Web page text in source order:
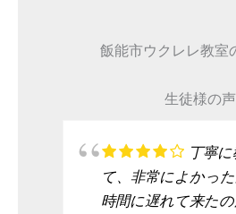
飯能市ウクレレ教室
生徒様の声
丁寧
て、非常によかっ
時間に遅れて来た